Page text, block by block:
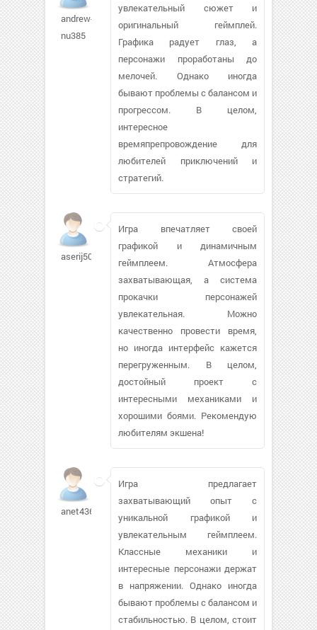
andrew-
nu385
увлекательный сюжет и
оригинальный геймплей.
Графика радует глаз, а
персонажи проработаны до
мелочей. Однако иногда
бывают проблемы с балансом и
прогрессом. В целом,
интересное
времяпрепровождение для
любителей приключений и
стратегий.
aserij507
Игра впечатляет своей
графикой и динамичным
геймплеем. Атмосфера
захватывающая, а система
прокачки персонажей
увлекательная. Можно
качественно провести время,
но иногда интерфейс кажется
перегруженным. В целом,
достойный проект с
интересными механиками и
хорошими боями. Рекомендую
любителям экшена!
anet43614
Игра предлагает
захватывающий опыт с
уникальной графикой и
увлекательным геймплеем.
Классные механики и
интересные персонажи держат
в напряжении. Однако иногда
бывают проблемы с балансом и
стабильностью. В целом, стоит